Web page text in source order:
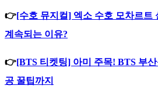
👉[수호 뮤지컬] 엑소 수호 모차르트
계속되는 이유?
👉[BTS 티켓팅] 아미 주목! BTS 부
공 꿀팁까지